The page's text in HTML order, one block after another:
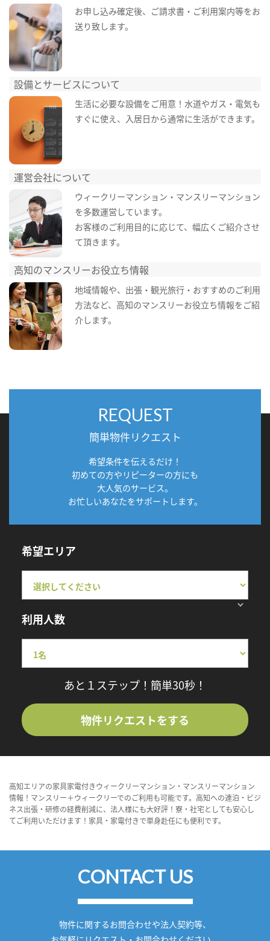
お申し込み確定後、ご請求書・ご利用案内等をお
送り致します。
設備とサービスについて
生活に必要な設備をご用意！水道やガス・電気も
すぐに使え、入居日から通常に生活ができます。
運営会社について
ウィークリーマンション・マンスリーマンション
を多数運営しています。
お客様のご利用目的に応じて、幅広くご紹介させ
て頂きます。
高知のマンスリーお役立ち情報
地域情報や、出張・観光旅行・おすすめのご利用
方法など、高知のマンスリーお役立ち情報をご紹
介します。
REQUEST
簡単物件リクエスト
希望条件を伝えるだけ！
初めての方やリピーターの方にも
大人気のサービス。
お忙しいあなたをサポートします。
希望エリア
利用人数
あと１ステップ！簡単30秒！
物件リクエストをする
高知エリアの家具家電付きウィークリーマンション・マンスリーマンション
情報！マンスリー＋ウィークリーでのご利用も可能です。高知への連泊・ビジ
ネス出張・研修の経費削減に、法人様にも大好評！寮・社宅としても安心し
てご利用いただけます！家具・家電付きで単身赴任にも便利です。
CONTACT US
物件に関するお問合わせや法人契約等、